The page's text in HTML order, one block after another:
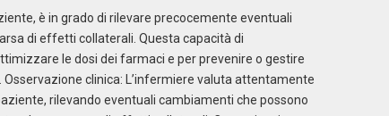
è in grado di rilevare precocemente eventuali
di effetti collaterali. Questa capacità di
le dosi dei farmaci e per prevenire o gestire
clinica: L’infermiere valuta attentamente
rilevando eventuali cambiamenti che possono